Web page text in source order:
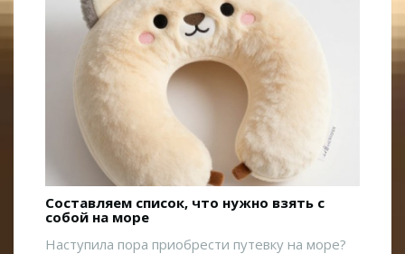
Составляем список, что нужно взять с
собой на море
Наступила пора приобрести путевку на море?